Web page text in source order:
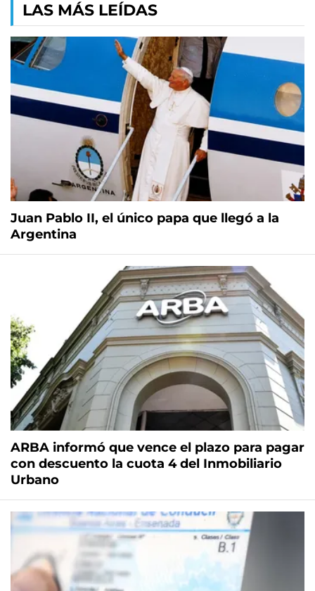
LAS MÁS LEÍDAS
Juan Pablo II, el único papa que llegó a la
Argentina
ARBA informó que vence el plazo para pagar
con descuento la cuota 4 del Inmobiliario
Urbano